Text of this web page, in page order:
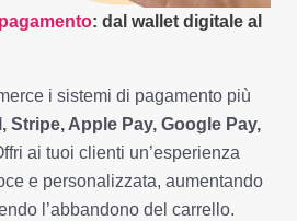
: dal wallet digitale al
i sistemi di pagamento più
Stripe, Apple Pay, Google Pay,
ai tuoi clienti un’esperienza
e personalizzata, aumentando
l’abbandono del carrello.